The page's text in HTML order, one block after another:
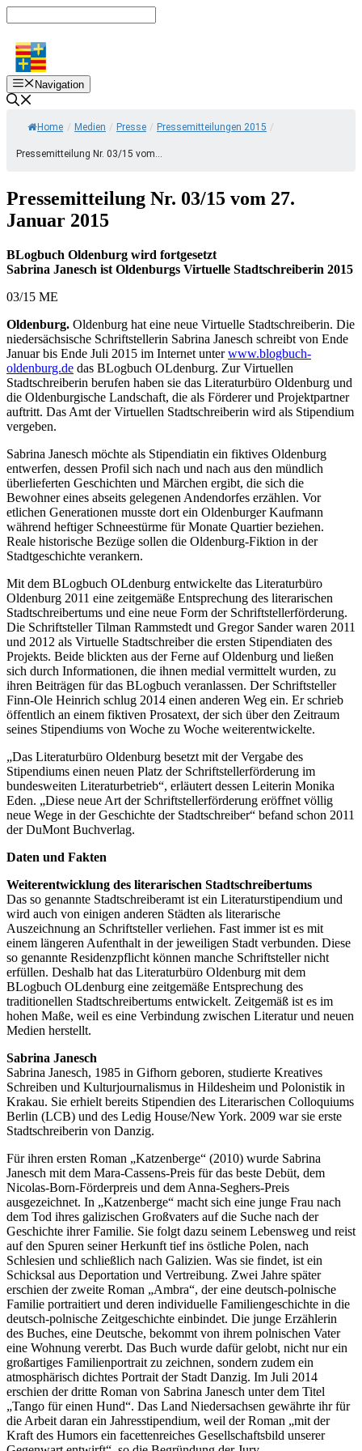
Inhalt
springen
Navigation
Home / Medien / Presse / Pressemitteilungen 2015 /
Pressemitteilung Nr. 03/15 vom...
Pressemitteilung Nr. 03/15 vom 27.
Januar 2015
BLogbuch Oldenburg wird fortgesetzt
Sabrina Janesch ist Oldenburgs Virtuelle Stadtschreiberin 2015
03/15 ME
Oldenburg. Oldenburg hat eine neue Virtuelle Stadtschreiberin. Die
niedersächsische Schriftstellerin Sabrina Janesch schreibt von Ende
Januar bis Ende Juli 2015 im Internet unterwww.blogbuch-
oldenburg.de das BLogbuch OLdenburg. Zur Virtuellen
Stadtschreiberin berufen haben sie das Literaturbüro Oldenburg und
die Oldenburgische Landschaft, die als Förderer und Projektpartner
auftritt. Das Amt der Virtuellen Stadtschreiberin wird als Stipendium
vergeben.
Sabrina Janesch möchte als Stipendiatin ein fiktives Oldenburg
entwerfen, dessen Profil sich nach und nach aus den mündlich
überlieferten Geschichten und Märchen ergibt, die sich die
Bewohner eines abseits gelegenen Andendorfes erzählen. Vor
etlichen Generationen musste dort ein Oldenburger Kaufmann
während heftiger Schneestürme für Monate Quartier beziehen.
Reale historische Bezüge sollen die Oldenburg-Fiktion in der
Stadtgeschichte verankern.
Mit dem BLogbuch OLdenburg entwickelte das Literaturbüro
Oldenburg 2011 eine zeitgemäße Entsprechung des literarischen
Stadtschreibertums und eine neue Form der Schriftstellerförderung.
Die Schriftsteller Tilman Rammstedt und Gregor Sander waren 2011
und 2012 als Virtuelle Stadtschreiber die ersten Stipendiaten des
Projekts. Beide blickten aus der Ferne auf Oldenburg und ließen
sich durch Informationen, die ihnen medial vermittelt wurden, zu
ihren Beiträgen für das BLogbuch veranlassen. Der Schriftsteller
Finn-Ole Heinrich schlug 2014 einen anderen Weg ein. Er schrieb
öffentlich an einem fiktiven Prosatext, der sich über den Zeitraum
seines Stipendiums von Woche zu Woche weiterentwickelte.
„Das Literaturbüro Oldenburg besetzt mit der Vergabe des
Stipendiums einen neuen Platz der Schriftstellerförderung im
bundesweiten Literaturbetrieb“, erläutert dessen Leiterin Monika
Eden. „Diese neue Art der Schriftstellerförderung eröffnet völlig
neue Wege in der Geschichte der Stadtschreiber“ befand schon 2011
der DuMont Buchverlag.
Daten und Fakten
Weiterentwicklung des literarischen Stadtschreibertums
Das so genannte Stadtschreiberamt ist ein Literaturstipendium und
wird auch von einigen anderen Städten als literarische
Auszeichnung an Schriftsteller verliehen. Fast immer ist es mit
einem längeren Aufenthalt in der jeweiligen Stadt verbunden. Diese
so genannte Residenzpflicht können manche Schriftsteller nicht
erfüllen. Deshalb hat das Literaturbüro Oldenburg mit dem
BLogbuch OLdenburg eine zeitgemäße Entsprechung des
traditionellen Stadtschreibertums entwickelt. Zeitgemäß ist es im
hohen Maße, weil es eine Verbindung zwischen Literatur und neuen
Medien herstellt.
Sabrina Janesch
Sabrina Janesch, 1985 in Gifhorn geboren, studierte Kreatives
Schreiben und Kulturjournalismus in Hildesheim und Polonistik in
Krakau. Sie erhielt bereits Stipendien des Literarischen Colloquiums
Berlin (LCB) und des Ledig House/New York. 2009 war sie erste
Stadtschreiberin von Danzig.
Für ihren ersten Roman „Katzenberge“ (2010) wurde Sabrina
Janesch mit dem Mara-Cassens-Preis für das beste Debüt, dem
Nicolas-Born-Förderpreis und dem Anna-Seghers-Preis
ausgezeichnet. In „Katzenberge“ macht sich eine junge Frau nach
dem Tod ihres galizischen Großvaters auf die Suche nach der
Geschichte ihrer Familie. Sie folgt dazu seinem Lebensweg und reist
auf den Spuren seiner Herkunft tief ins östliche Polen, nach
Schlesien und schließlich nach Galizien. Was sie findet, ist ein
Schicksal aus Deportation und Vertreibung. Zwei Jahre später
erschien der zweite Roman „Ambra“, der eine deutsch-polnische
Familie portraitiert und deren individuelle Familiengeschichte in die
deutsch-polnische Zeitgeschichte einbindet. Die junge Erzählerin
des Buches, eine Deutsche, bekommt von ihrem polnischen Vater
eine Wohnung vererbt. Das Buch wurde dafür gelobt, nicht nur ein
großartiges Familienportrait zu zeichnen, sondern zudem ein
atmosphärisch dichtes Portrait der Stadt Danzig. Im Juli 2014
erschien der dritte Roman von Sabrina Janesch unter dem Titel
„Tango für einen Hund“. Das Land Niedersachsen gewährte ihr für
die Arbeit daran ein Jahresstipendium, weil der Roman „mit der
Kraft des Humors ein facettenreiches Gesellschaftsbild unserer